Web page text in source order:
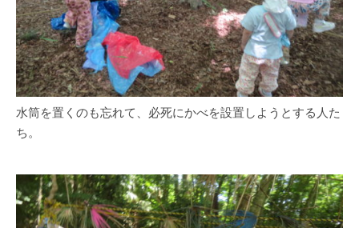
水筒を置くのも忘れて、必死にかべを設置しようとする人た
ち。